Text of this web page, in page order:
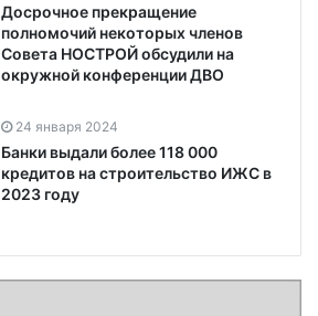
Досрочное прекращение
полномочий некоторых членов
Совета НОСТРОЙ обсудили на
окружной конференции ДВО
24 января 2024
Банки выдали более 118 000
кредитов на строительство ИЖС в
2023 году